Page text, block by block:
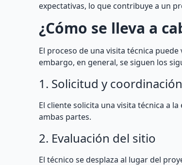
expectativas, lo que contribuye a un
¿Cómo se lleva a
El proceso de una visita técnica
embargo, en general, se siguen los
1. Solicitud y coordinación
El cliente solicita una visita técnica a
ambas partes.
2. Evaluación del sitio
El técnico se desplaza al lugar del